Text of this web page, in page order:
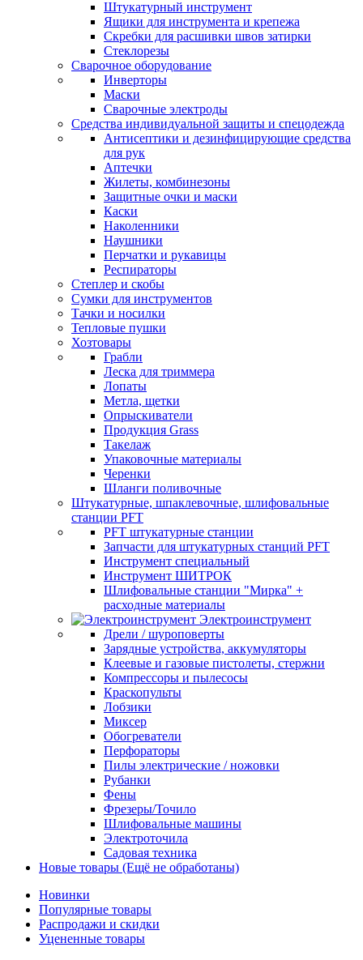
Штукатурный инструмент
Ящики для инструмента и крепежа
Скребки для расшивки швов затирки
Стеклорезы
Сварочное оборудование
Инверторы
Маски
Сварочные электроды
Средства индивидуальной защиты и спецодежда
Антисептики и дезинфицирующие средства
для рук
Аптечки
Жилеты, комбинезоны
Защитные очки и маски
Каски
Наколенники
Наушники
Перчатки и рукавицы
Респираторы
Степлер и скобы
Сумки для инструментов
Тачки и носилки
Тепловые пушки
Хозтовары
Грабли
Леска для триммера
Лопаты
Метла, щетки
Опрыскиватели
Продукция Grass
Такелаж
Упаковочные материалы
Черенки
Шланги поливочные
Штукатурные, шпаклевочные, шлифовальные
станции PFT
PFT штукатурные станции
Запчасти для штукатурных станций PFT
Инструмент специальный
Инструмент ШИТРОК
Шлифовальные станции "Мирка" +
расходные материалы
Электроинструмент
Дрели / шуроповерты
Зарядные устройства, аккумуляторы
Клеевые и газовые пистолеты, стержни
Компрессоры и пылесосы
Краскопульты
Лобзики
Миксер
Обогреватели
Перфораторы
Пилы электрические / ножовки
Рубанки
Фены
Фрезеры/Точило
Шлифовальные машины
Электроточила
Садовая техника
Новые товары (Ещё не обработаны)
Новинки
Популярные товары
Распродажи и скидки
Уцененные товары